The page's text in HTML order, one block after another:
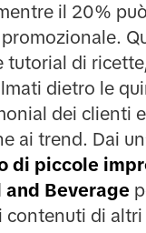
il 20%
tutorial di
dietro le
dei clienti e
ai trend. Dai
di piccole
and Beverage
contenuti di